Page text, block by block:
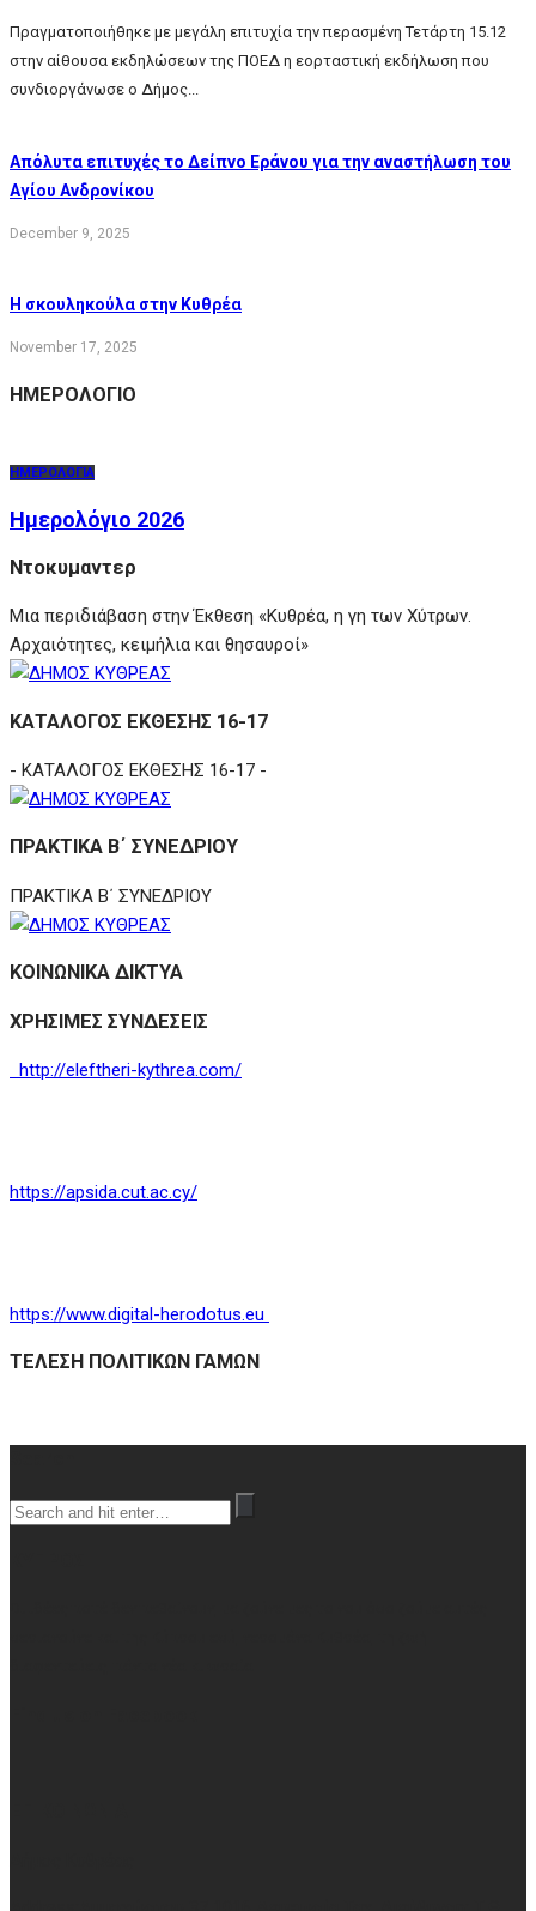
Πραγματοποιήθηκε με μεγάλη επιτυχία την περασμένη Τετάρτη 15.12
στην αίθουσα εκδηλώσεων της ΠΟΕΔ η εορταστική εκδήλωση που
συνδιοργάνωσε ο Δήμος...
Απόλυτα επιτυχές το Δείπνο Εράνου για την αναστήλωση του
Αγίου Ανδρονίκου
December 9, 2025
Η σκουληκούλα στην Κυθρέα
November 17, 2025
ΗΜΕΡΟΛΟΓΙΟ
ΗΜΕΡΟΛΟΓΙΑ
Ημερολόγιο 2026
Ντοκυμαντερ
Μια περιδιάβαση στην Έκθεση «Κυθρέα, η γη των Χύτρων.
Αρχαιότητες, κειμήλια και θησαυροί»
ΚΑΤΑΛΟΓΟΣ ΕΚΘΕΣΗΣ 16-17
- ΚΑΤΑΛΟΓΟΣ ΕΚΘΕΣΗΣ 16-17 -
ΠΡΑΚΤΙΚΑ Β΄ ΣΥΝΕΔΡΙΟΥ
ΠΡΑΚΤΙΚΑ Β΄ ΣΥΝΕΔΡΙΟΥ
ΚΟΙΝΩΝΙΚΑ ΔΙΚΤΥΑ
ΧΡΗΣΙΜΕΣ ΣΥΝΔΕΣΕΙΣ
http://eleftheri-kythrea.com/
https://apsida.cut.ac.cy/
https://www.digital-herodotus.eu
ΤΕΛΕΣΗ ΠΟΛΙΤΙΚΩΝ ΓΑΜΩΝ